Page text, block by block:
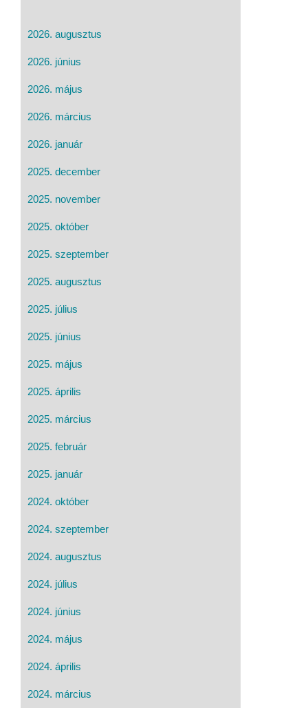
2026. augusztus
2026. június
2026. május
2026. március
2026. január
2025. december
2025. november
2025. október
2025. szeptember
2025. augusztus
2025. július
2025. június
2025. május
2025. április
2025. március
2025. február
2025. január
2024. október
2024. szeptember
2024. augusztus
2024. július
2024. június
2024. május
2024. április
2024. március